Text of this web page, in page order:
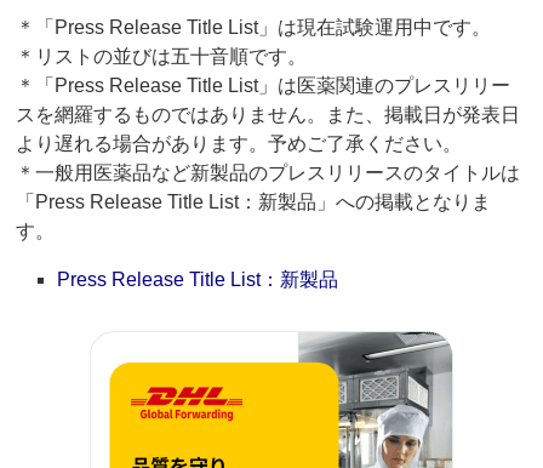
＊「Press Release Title List」は現在試験運用中です。
＊リストの並びは五十音順です。
＊「Press Release Title List」は医薬関連のプレスリリー
スを網羅するものではありません。また、掲載日が発表日
より遅れる場合があります。予めご了承ください。
＊一般用医薬品など新製品のプレスリリースのタイトルは
「Press Release Title List：新製品」への掲載となりま
す。
Press Release Title List：新製品